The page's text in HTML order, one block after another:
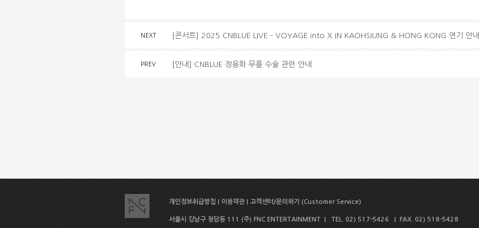
NEXT [콘서트] 2025 CNBLUE LIVE – VOYAGE into X IN KAOHSIUNG & HONG KONG 연기 안내
PREV [안내] CNBLUE 정용화 무릎 수술 관련 안내
개인정보취급방침 이용약관 고객센터/문의하기 (Customer Service)
서울시 강남구 청담동 111 (주) FNC ENTERTAINMENT | TEL. 02) 517-5426 | FAX. 02) 518-5428